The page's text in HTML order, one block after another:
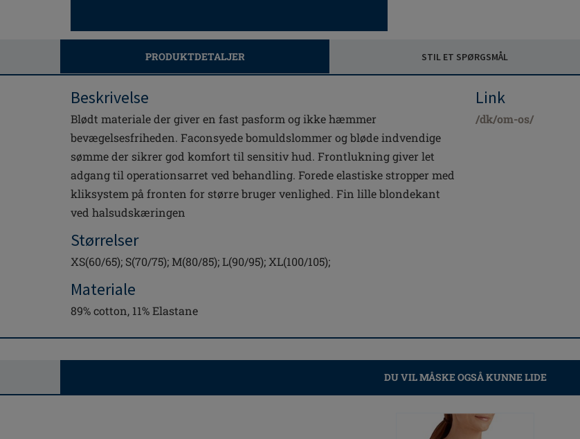
PRODUKTDETALJER STIL ET SPØRGSMÅL
Beskrivelse
Blødt materiale der giver en fast pasform og ikke hæmmer
bevægelsesfriheden. Faconsyede bomuldslommer og bløde indvendige
sømme der sikrer god komfort til sensitiv hud. Frontlukning giver let
adgang til operationsarret ved behandling. Forede elastiske stropper med
kliksystem på fronten for større bruger venlighed. Fin lille blondekant
ved halsudskæringen
Størrelser
XS(60/65); S(70/75); M(80/85); L(90/95); XL(100/105);
Materiale
89% cotton, 11% Elastane
Link
/dk/om-os/
DU VIL MÅSKE OGSÅ KUNNE LIDE